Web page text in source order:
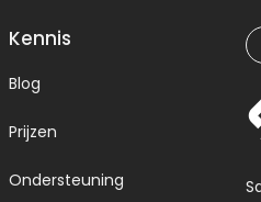
Kennis
Blog
Prijzen
Ondersteuning